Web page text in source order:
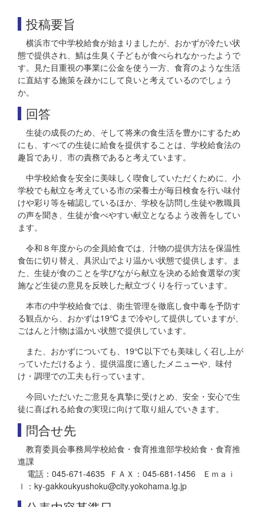
投稿要旨
横浜市で中学校給食が始まりましたが、おかずが冷たい状
態で提供され、鯖は生臭く子どもが食べられなかったようで
す。見た目重視の事業に公金を使う一方、食育のような生活
に直結する施策を疎かにして良いと考えているのでしょう
か。
回答
生徒の成長のため、そして将来の食生活を豊かにするため
にも、すべての生徒に給食を提供することは、学校給食法の
趣旨であり、市の責務であると考えています。
中学校給食を安全に美味しく喫食していただくために、小
学校でも献立を考えている市の栄養士が毎日検食を行い味付
けや彩り等を確認しているほか、学校を訪問し生徒や教職員
の声を聞き、生徒が食べやすい献立となるよう改善をしてい
ます。
令和８年度からの全員給食では、汁物の提供方法を保温性
食缶に切り替え、具沢山でより温かい状態で提供します。ま
た、生徒が食のことを学びながら献立を決める給食選挙の実
施など生徒の意見を反映した献立づくりを行っています。
本市の中学校給食では、衛生管理を徹底し食中毒を予防す
る観点から、おかずは19℃まで冷やして提供していますが、
ごはんと汁物は温かい状態で提供しています。
また、おかずについても、19℃以下でも美味しく召し上が
っていただけるよう、提供温度に適したメニューや、味付
け・調理での工夫も行っています。
今回いただいたご意見を真摯に受けとめ、安全・安心で生
徒に喜ばれる給食の実現に向けて取り組んでいきます。
問合せ先
教育委員会事務局学校給食・食育推進部学校給食・食育推
進課
電話：045-671-4635 ＦＡＸ：045-681-1456 Ｅｍａｉ
ｌ：ky-gakkoukyushoku@city.yokohama.lg.jp